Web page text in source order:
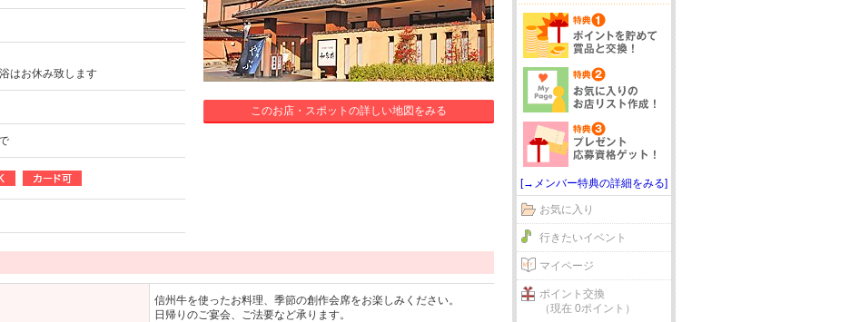
はお休み致します
このお店・スポットの詳しい地図をみる
信州牛を使ったお料理、季節の創作会席をお楽しみください。
日帰りのご宴会、ご法要など承ります。
[→メンバー特典の詳細をみる]
お気に入り
行きたいイベント
マイページ
ポイント交換
（現在 0ポイント）